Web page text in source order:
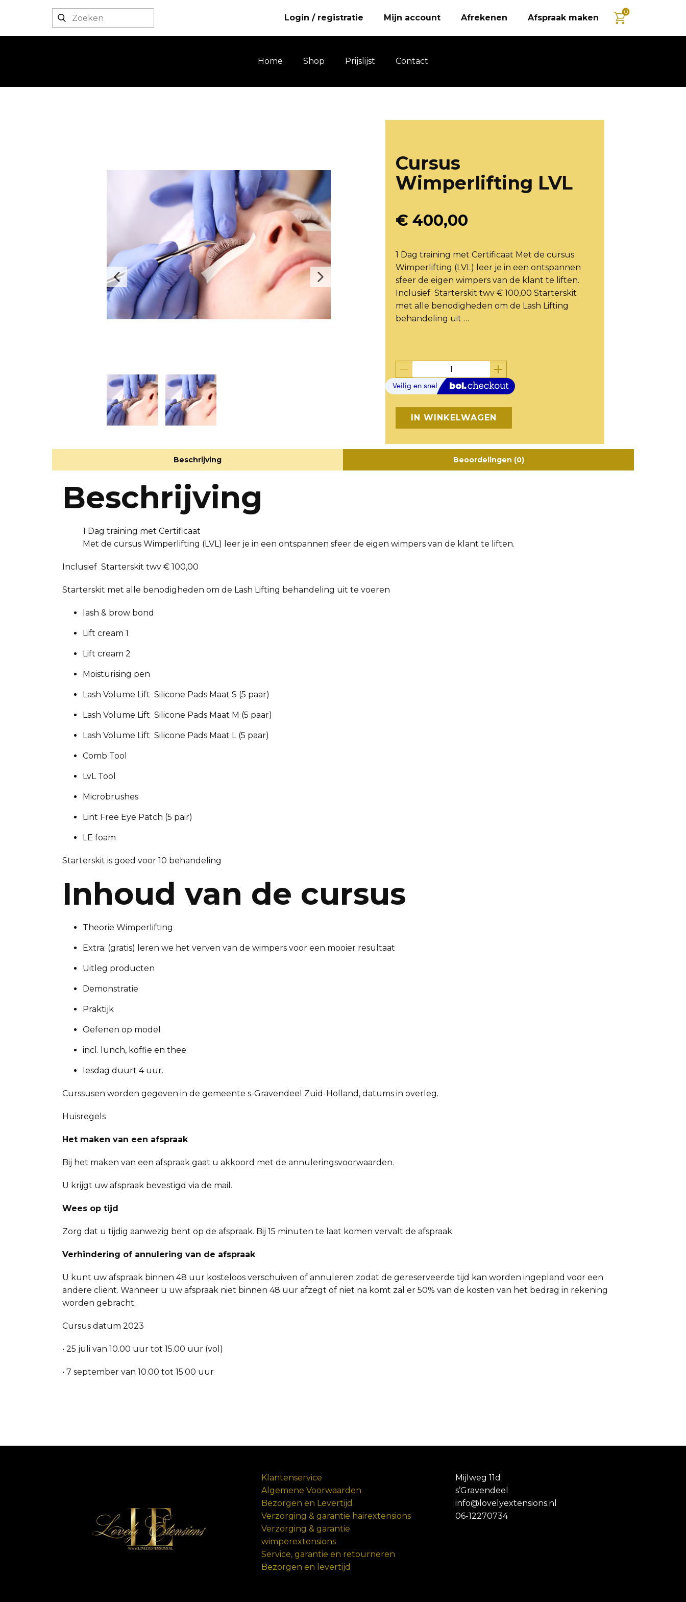
Login / registratie Mijn account Afrekenen Afspraak maken
0
Home Shop Prijslijst Contact
Cursus
Wimperlifting LVL
€ 400,00
1 Dag training met Certificaat Met de cursus
Wimperlifting (LVL) leer je in een ontspannen
sfeer de eigen wimpers van de klant te liften.
Inclusief Starterskit twv € 100,00 Starterskit
met alle benodigheden om de Lash Lifting
behandeling uit …
IN WINKELWAGEN
Beschrijving Beoordelingen (0)
Beschrijving
1 Dag training met Certificaat
Met de cursus Wimperlifting (LVL) leer je in een ontspannen sfeer de eigen wimpers van de klant te liften.
Inclusief Starterskit twv € 100,00
Starterskit met alle benodigheden om de Lash Lifting behandeling uit te voeren
lash & brow bond
Lift cream 1
Lift cream 2
Moisturising pen
Lash Volume Lift Silicone Pads Maat S (5 paar)
Lash Volume Lift Silicone Pads Maat M (5 paar)
Lash Volume Lift Silicone Pads Maat L (5 paar)
Comb Tool
LvL Tool
Microbrushes
Lint Free Eye Patch (5 pair)
LE foam
Starterskit is goed voor 10 behandeling
Inhoud van de cursus
Theorie Wimperlifting
Extra: (gratis) leren we het verven van de wimpers voor een mooier resultaat
Uitleg producten
Demonstratie
Praktijk
Oefenen op model
incl. lunch, koffie en thee
lesdag duurt 4 uur.
Curssusen worden gegeven in de gemeente s-Gravendeel Zuid-Holland, datums in overleg.
Huisregels
Het maken van een afspraak
Bij het maken van een afspraak gaat u akkoord met de annuleringsvoorwaarden.
U krijgt uw afspraak bevestigd via de mail.
Wees op tijd
Zorg dat u tijdig aanwezig bent op de afspraak. Bij 15 minuten te laat komen vervalt de afspraak.
Verhindering of annulering van de afspraak
U kunt uw afspraak binnen 48 uur kosteloos verschuiven of annuleren zodat de gereserveerde tijd kan worden ingepland voor een
andere cliënt. Wanneer u uw afspraak niet binnen 48 uur afzegt of niet na komt zal er 50% van de kosten van het bedrag in rekening
worden gebracht.
Cursus datum 2023
• 25 juli van 10.00 uur tot 15.00 uur (vol)
• 7 september van 10.00 tot 15.00 uur
Klantenservice
Algemene Voorwaarden
Bezorgen en Levertijd
Verzorging & garantie hairextensions
Verzorging & garantie
wimperextensions
Service, garantie en retourneren
Bezorgen en levertijd
Mijlweg 11d
s’Gravendeel
info@lovelyextensions.nl
06-12270734